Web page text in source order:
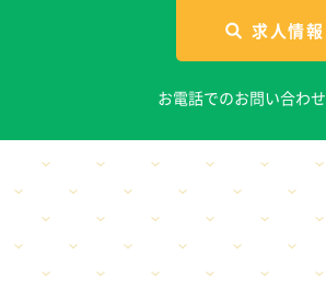
求人情報
お電話でのお問い合わせ